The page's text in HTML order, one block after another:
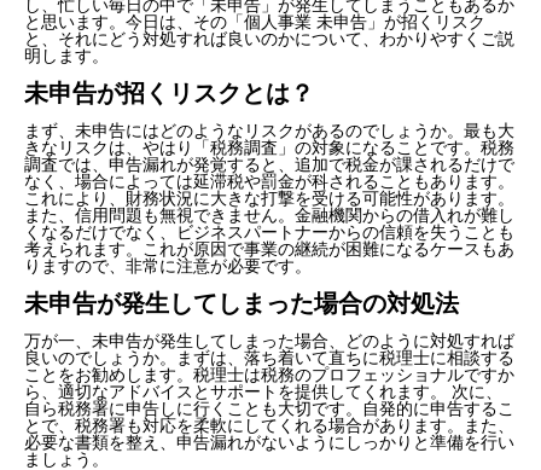
し、忙しい毎日の中で「未申告」が発生してしまうこともあるか
と思います。今日は、その「個人事業 未申告」が招くリスク
と、それにどう対処すれば良いのかについて、わかりやすくご説
明します。
未申告が招くリスクとは？
まず、未申告にはどのようなリスクがあるのでしょうか。最も大
きなリスクは、やはり「税務調査」の対象になることです。税務
調査では、申告漏れが発覚すると、追加で税金が課されるだけで
なく、場合によっては延滞税や罰金が科されることもあります。
これにより、財務状況に大きな打撃を受ける可能性があります。
また、信用問題も無視できません。金融機関からの借入れが難し
くなるだけでなく、ビジネスパートナーからの信頼を失うことも
考えられます。これが原因で事業の継続が困難になるケースもあ
りますので、非常に注意が必要です。
未申告が発生してしまった場合の対処法
万が一、未申告が発生してしまった場合、どのように対処すれば
良いのでしょうか。まずは、落ち着いて直ちに税理士に相談する
ことをお勧めします。税理士は税務のプロフェッショナルですか
ら、適切なアドバイスとサポートを提供してくれます。 次に、
自ら税務署に申告しに行くことも大切です。自発的に申告するこ
とで、税務署も対応を柔軟にしてくれる場合があります。また、
必要な書類を整え、申告漏れがないようにしっかりと準備を行い
ましょう。